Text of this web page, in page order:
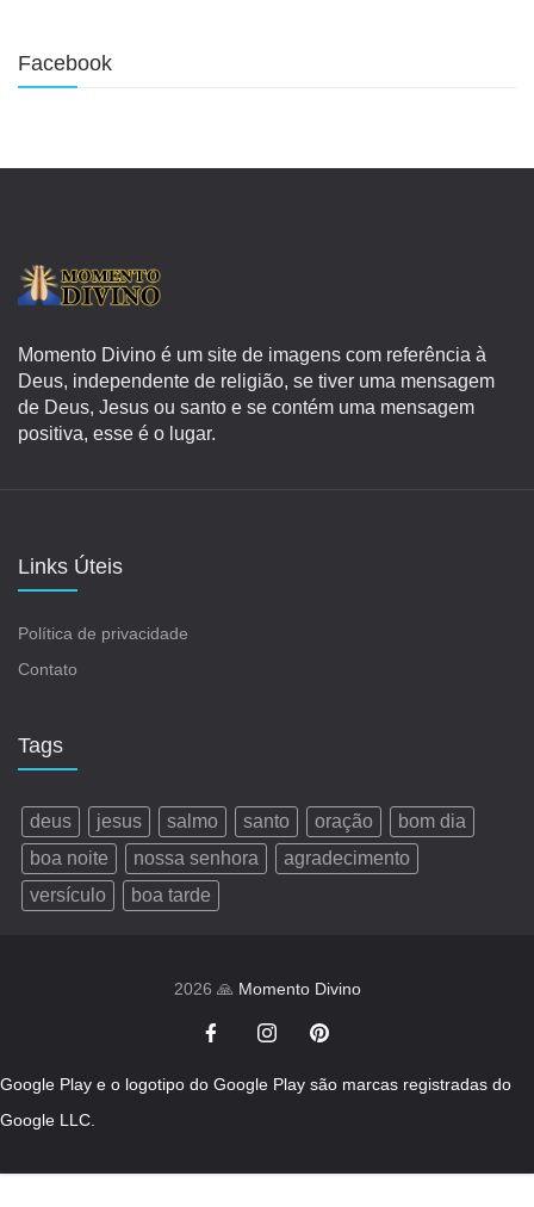
Facebook
Momento Divino é um site de imagens com referência à
Deus, independente de religião, se tiver uma mensagem
de Deus, Jesus ou santo e se contém uma mensagem
positiva, esse é o lugar.
Links Úteis
Política de privacidade
Contato
Tags
deus jesus salmo santo oração
bom dia
boa noite
nossa senhora
agradecimento
versículo
boa tarde
2026 🙏 Momento Divino
Google Play e o logotipo do Google Play são marcas registradas do
Google LLC.